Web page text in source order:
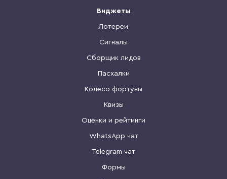
Виджеты
Лотереи
Сигналы
Сборщик лидов
Пасхалки
Колесо фортуны
Квизы
Оценки и рейтинги
WhatsApp чат
Telegram чат
Формы